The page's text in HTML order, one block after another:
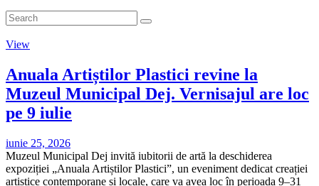
View
Anuala Artiștilor Plastici revine la
Muzeul Municipal Dej. Vernisajul are loc
pe 9 iulie
iunie 25, 2026
Muzeul Municipal Dej invită iubitorii de artă la deschiderea
expoziției „Anuala Artiștilor Plastici”, un eveniment dedicat creației
artistice contemporane și locale, care va avea loc în perioada 9–31